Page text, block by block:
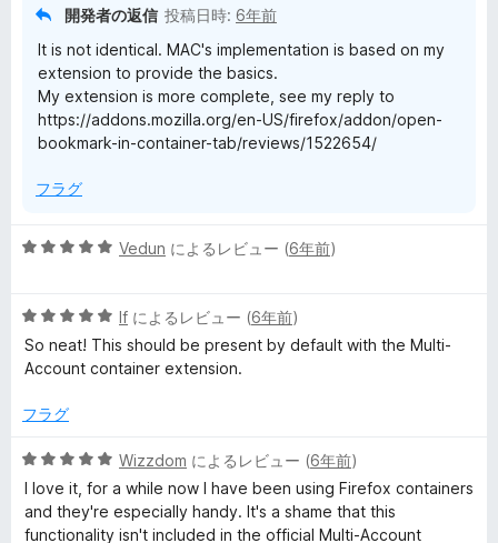
価
開発者の返信 投稿日時: 6年前
It is not identical. MAC's implementation is based on my
extension to provide the basics.
My extension is more complete, see my reply to
https://addons.mozilla.org/en-US/firefox/addon/open-
bookmark-in-container-tab/reviews/1522654/
フラグ
5
中
5
の
価
Vedun によるレビュー (6年前)
5
段
階
5
評
価
lf によるレビュー (6年前)
So neat! This should be present by default with the Multi-
Account container extension.
フラグ
5
段
階
中
Wizzdom によるレビュー (6年前)
I love it, for a while now I have been using Firefox containers
and they're especially handy. It's a shame that this
functionality isn't included in the official Multi-Account